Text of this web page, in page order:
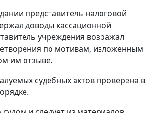
представитель налоговой
доводы кассационной
учреждения возражал
по мотивам, изложенным
им отзыве.
судебных актов проверена в